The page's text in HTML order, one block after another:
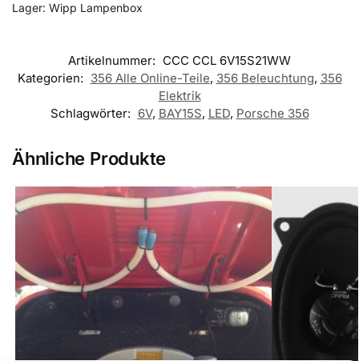
Lager: Wipp Lampenbox
Artikelnummer: CCC CCL 6V15S21WW
Kategorien: 356 Alle Online-Teile, 356 Beleuchtung, 356
Elektrik
Schlagwörter: 6V, BAY15S, LED, Porsche 356
Ähnliche Produkte